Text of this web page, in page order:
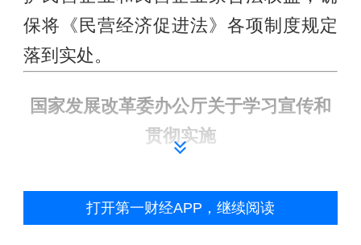
保将《民营经济促进法》各项制度规定
落到实处。
国家发展改革委办公厅关于学习宣传和
贯彻实施
通知
打开第一财经APP，继续阅读